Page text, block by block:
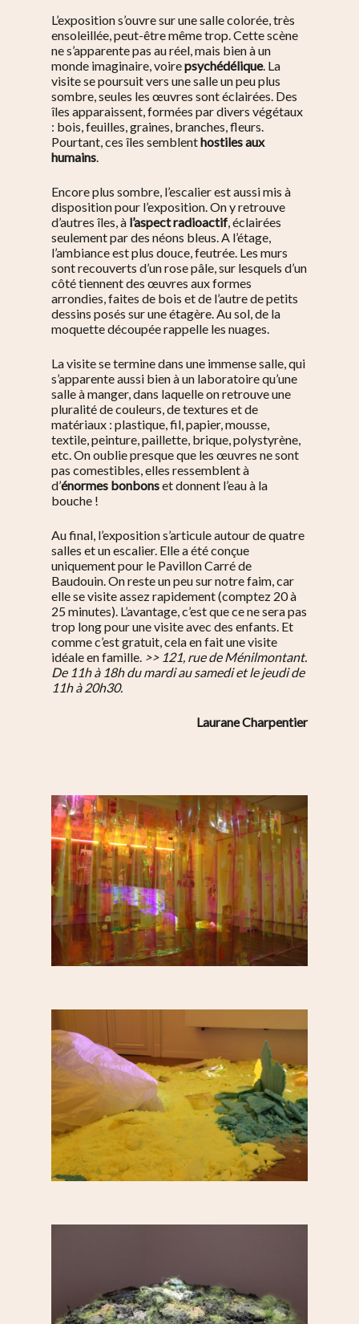
L’exposition s’ouvre sur une salle colorée, très
ensoleillée, peut-être même trop. Cette scène
ne s’apparente pas au réel, mais bien à un
monde imaginaire, voirepsychédélique. La
visite se poursuit vers une salle un peu plus
sombre, seules les œuvres sont éclairées. Des
îles apparaissent, formées par divers végétaux
: bois, feuilles, graines, branches, fleurs.
Pourtant, ces îles semblenthostiles aux
humains.
Encore plus sombre, l’escalier est aussi mis à
disposition pour l’exposition. On y retrouve
d’autres îles, à l’aspect radioactif, éclairées
seulement par des néons bleus.A l’étage,
l’ambiance est plus douce, feutrée. Les murs
sont recouverts d’un rose pâle, sur lesquels d’un
côté tiennent des œuvres aux formes
arrondies, faites de bois et de l’autre de petits
dessins posés sur une étagère. Au sol, de la
moquette découpée rappelle les nuages.
La visite se termine dans une immense salle, qui
s’apparente aussi bien à un laboratoire qu’une
salle à manger, dans laquelle on retrouve une
pluralité de couleurs, de textures et de
matériaux : plastique, fil, papier, mousse,
textile, peinture, paillette, brique, polystyrène,
etc. On oublie presque que les œuvres ne sont
pas comestibles, elles ressemblent à
d’énormes bonbonset donnent l’eau à la
bouche !
Au final, l’exposition s’articule autour de quatre
salles et un escalier. Elle a été conçue
uniquement pour le Pavillon Carré de
Baudouin. On reste un peu sur notre faim, car
ellese visite assez rapidement (comptez 20 à
25 minutes). L’avantage, c’est que ce ne sera pas
trop long pour une visite avec des enfants. Et
comme c’est gratuit, cela en fait une visite
idéale en famille. >> 121, rue de Ménilmontant.
De 11h à 18h du mardi au samedi et le jeudi de
11h à 20h30.
Laurane Charpentier